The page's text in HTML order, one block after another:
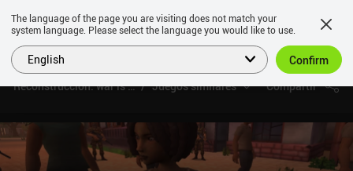
Reconstruccion: war is not a gJuegos similares Compartir
The language of the page you are visiting does not match your
system language. Please select the language you would like to use.
English Confirm